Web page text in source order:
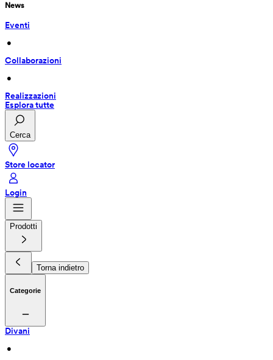
News
Eventi
•
Collaborazioni
•
Realizzazioni
Esplora tutte
Cerca
Store locator
Login
Prodotti
Torna indietro
Categorie
Divani
•